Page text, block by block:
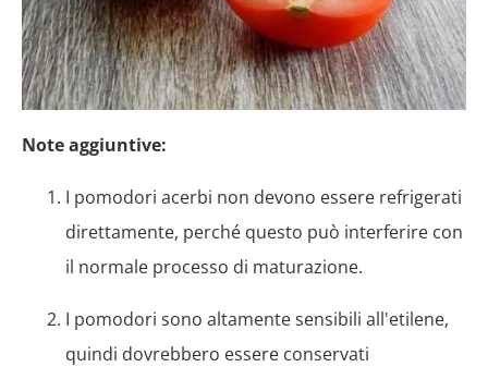
Note aggiuntive:
I pomodori acerbi non devono essere refrigerati
direttamente, perché questo può interferire con
il normale processo di maturazione.
I pomodori sono altamente sensibili all'etilene,
quindi dovrebbero essere conservati